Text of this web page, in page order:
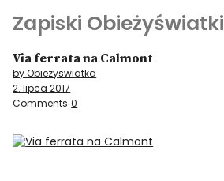
Zapiski Obieżyświatki
Podróże
Kultura i sztuka
Kątem oka
Via ferrata na Calmont
by Obiezyswiatka
2. lipca 2017
Comments 0